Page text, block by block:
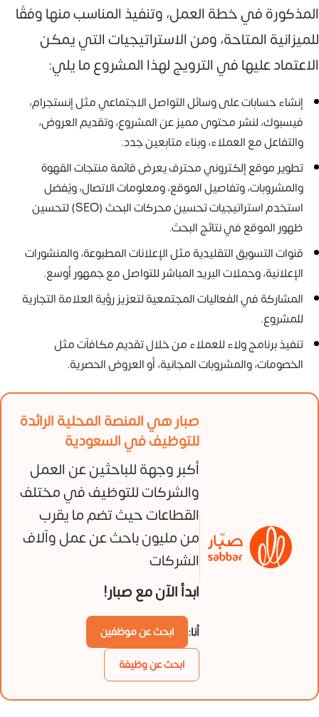
المذكورة في خطة العمل، وتنفيذ المناسب منها وفقًا
للميزانية المتاحة، ومن الاستراتيجيات التي يمكن
الاعتماد عليها في الترويج لهذا المشروع ما يلي:
إنشاء حسابات على وسائل التواصل الاجتماعي مثل إنستجرام،
فيسبوك، لنشر محتوى مميز عن المشروع، وتقديم العروض،
والتفاعل مع العملاء، وبناء متابعين جدد.
تطوير موقع إلكتروني محترف يعرض قائمة منتجات القهوة
والمشروبات، وتفاصيل الموقع، ومعلومات الاتصال، ويُفضل
استخدم استراتيجيات تحسين محركات البحث (SEO) لتحسين
ظهور الموقع في نتائج البحث.
قنوات التسويق التقليدية مثل الإعلانات المطبوعة، والمنشورات
الإعلانية، وحملات البريد المباشر للتواصل مع جمهور أوسع.
المشاركة في الفعاليات المجتمعية لتعزيز رؤية العلامة التجارية
للمشروع.
تنفيذ برنامج ولاء للعملاء من خلال تقديم مكافآت مثل
الخصومات، والمشروبات المجانية، أو العروض الحصرية.
صبار هي المنصة المحلية الرائدة
للتوظيف في السعودية
أكبر وجهة للباحثين عن العمل
والشركات للتوظيف في مختلف
القطاعات حيث تضم ما يقرب
من مليون باحث عن عمل وآلاف
الشركات
ابدأ الآن مع صبار!
أنا:
ابحث عن موظفين
ابحث عن وظيفة